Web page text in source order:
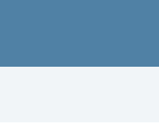
・東急リバ